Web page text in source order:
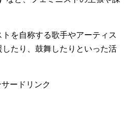
を自称する歌手やアーティス
したり、鼓舞したりといった活
サードリンク